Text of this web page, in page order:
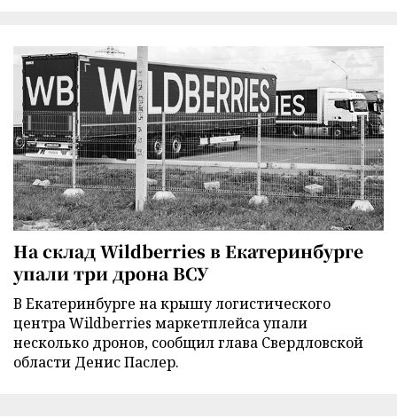
На склад Wildberries в Екатеринбурге
упали три дрона ВСУ
В Екатеринбурге на крышу логистического
центра Wildberries маркетплейса упали
несколько дронов, сообщил глава Свердловской
области Денис Паслер.